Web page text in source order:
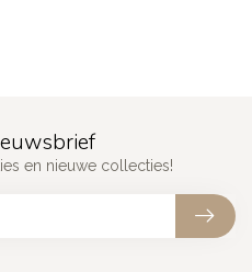
en nieuwe collecties!